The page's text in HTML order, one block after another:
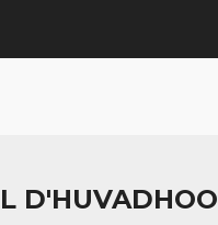
D'HUVADHOO